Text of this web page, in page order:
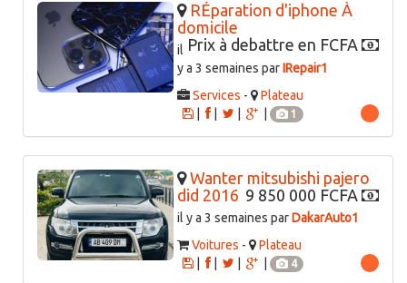
RÉparation d'iphone À
domicile
Prix à debattre en FCFA
il
y a 3 semaines parIRepair1
Services -
Plateau
|
1
Wanter mitsubishi pajero
did 2016 9 850 000 FCFA
il y a 3 semaines parDakarAuto1
Voitures -
Plateau
|
4